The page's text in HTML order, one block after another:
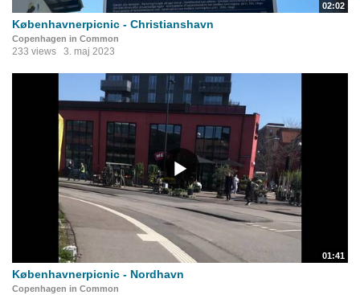
02:02
Københavnerpicnic - Christianshavn
Copenhagen in Common
233 views 3. maj 2023
01:41
Københavnerpicnic - Nordhavn
Copenhagen in Common